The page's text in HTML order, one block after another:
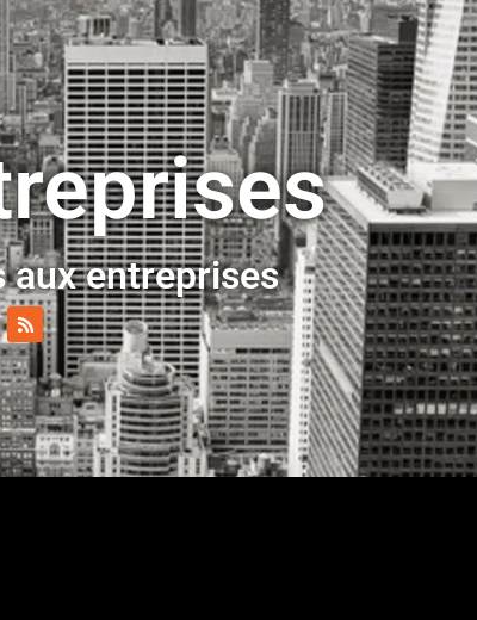
aux entreprises